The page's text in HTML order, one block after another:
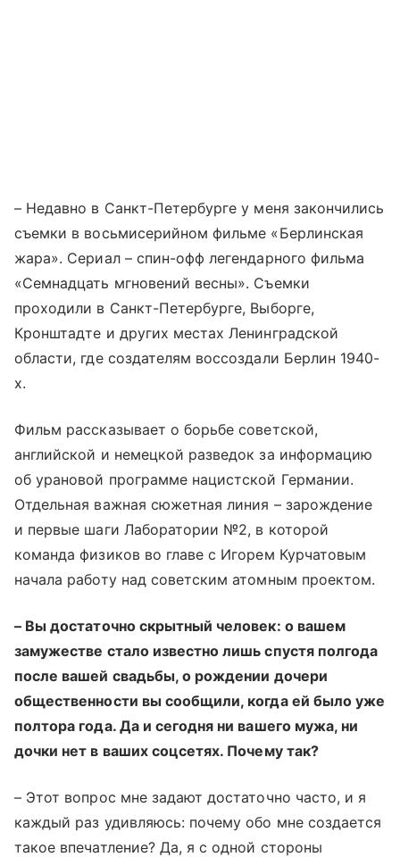
– Недавно в Санкт-Петербурге у меня закончились
съемки в восьмисерийном фильме «Берлинская
жара». Сериал – спин-офф легендарного фильма
«Семнадцать мгновений весны». Съемки
проходили в Санкт-Петербурге, Выборге,
Кронштадте и других местах Ленинградской
области, где создателям воссоздали Берлин 1940-
х.
Фильм рассказывает о борьбе советской,
английской и немецкой разведок за информацию
об урановой программе нацистской Германии.
Отдельная важная сюжетная линия – зарождение
и первые шаги Лаборатории №2, в которой
команда физиков во главе с Игорем Курчатовым
начала работу над советским атомным проектом.
– Вы достаточно скрытный человек: о вашем
замужестве стало известно лишь спустя полгода
после вашей свадьбы, о рождении дочери
общественности вы сообщили, когда ей было уже
полтора года. Да и сегодня ни вашего мужа, ни
дочки нет в ваших соцсетях. Почему так?
– Этот вопрос мне задают достаточно часто, и я
каждый раз удивляюсь: почему обо мне создается
такое впечатление? Да, я с одной стороны